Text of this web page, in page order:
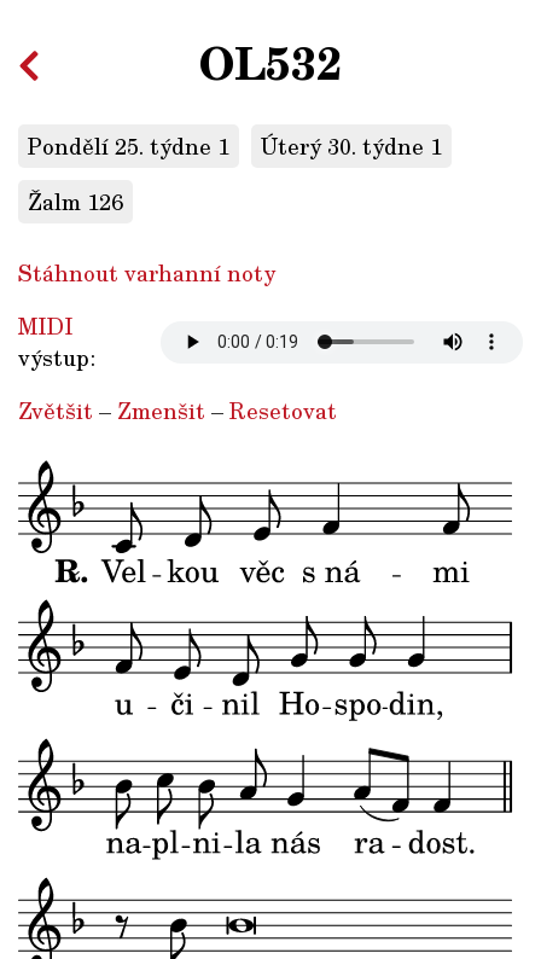
OL532
Pondělí 25. týdne 1
Úterý 30. týdne 1
Žalm 126
Stáhnout varhanní noty
MIDI
výstup:
Zvětšit – Zmenšit –Resetovat